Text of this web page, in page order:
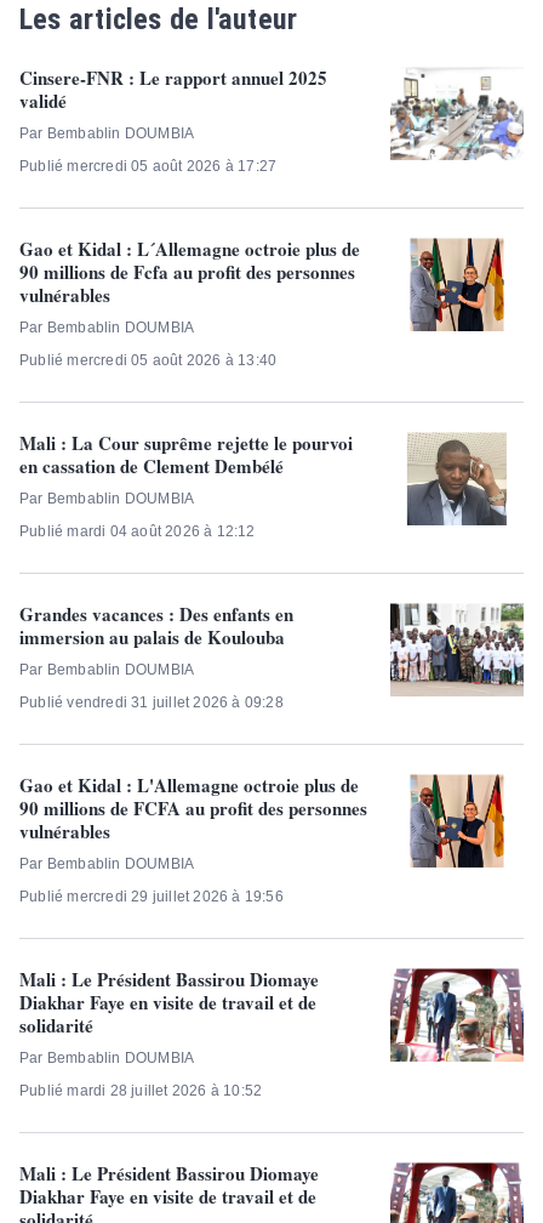
Les articles de l'auteur
Cinsere-FNR : Le rapport annuel 2025
validé
Par Bembablin DOUMBIA
Publié mercredi 05 août 2026 à 17:27
Gao et Kidal : L´Allemagne octroie plus de
90 millions de Fcfa au profit des personnes
vulnérables
Par Bembablin DOUMBIA
Publié mercredi 05 août 2026 à 13:40
Mali : La Cour suprême rejette le pourvoi
en cassation de Clement Dembélé
Par Bembablin DOUMBIA
Publié mardi 04 août 2026 à 12:12
Grandes vacances : Des enfants en
immersion au palais de Koulouba
Par Bembablin DOUMBIA
Publié vendredi 31 juillet 2026 à 09:28
Gao et Kidal : L'Allemagne octroie plus de
90 millions de FCFA au profit des personnes
vulnérables
Par Bembablin DOUMBIA
Publié mercredi 29 juillet 2026 à 19:56
Mali : Le Président Bassirou Diomaye
Diakhar Faye en visite de travail et de
solidarité
Par Bembablin DOUMBIA
Publié mardi 28 juillet 2026 à 10:52
Mali : Le Président Bassirou Diomaye
Diakhar Faye en visite de travail et de